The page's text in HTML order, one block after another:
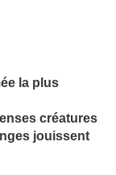
la plus
créatures
jouissent